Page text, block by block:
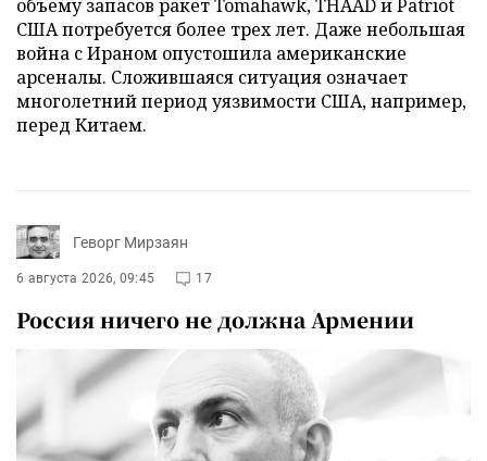
объему запасов ракет Tomahawk, THAAD и Patriot
США потребуется более трех лет. Даже небольшая
война с Ираном опустошила американские
арсеналы. Сложившаяся ситуация означает
многолетний период уязвимости США, например,
перед Китаем.
Геворг Мирзаян
6 августа 2026, 09:45 17
Россия ничего не должна Армении